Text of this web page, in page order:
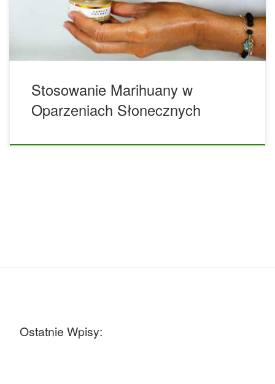
środek przeciwzapalny i może tłumić reakcję zapalną
organizmu. Miejscowe stosowanie CBD może również
pomóc zmniejszyć […]
Stosowanie Marihuany w
Oparzeniach Słonecznych
Ostatnie Wpisy: